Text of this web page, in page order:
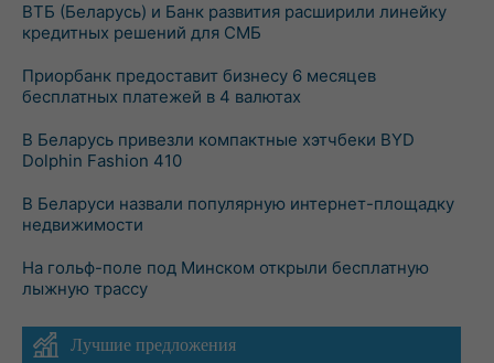
ВТБ (Беларусь) и Банк развития расширили линейку
кредитных решений для СМБ
Приорбанк предоставит бизнесу 6 месяцев
бесплатных платежей в 4 валютах
В Беларусь привезли компактные хэтчбеки BYD
Dolphin Fashion 410
В Беларуси назвали популярную интернет-площадку
недвижимости
На гольф-поле под Минском открыли бесплатную
лыжную трассу
Лучшие предложения